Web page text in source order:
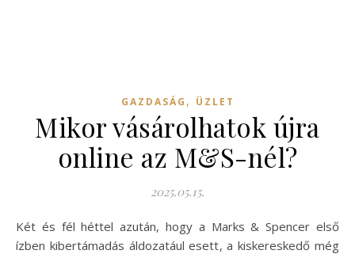
GAZDASÁG , ÜZLET
Mikor vásárolhatok újra
online az M&S-nél?
2025.05.15.
Két és fél héttel azután, hogy a Marks & Spencer első
ízben kibertámadás áldozatául esett, a kiskereskedő még